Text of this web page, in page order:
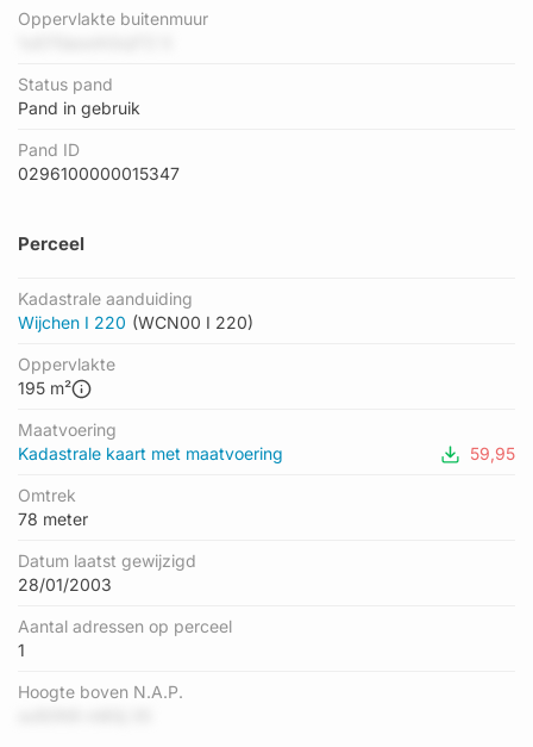
Oppervlakte buitenmuur
Status pand
Pand in gebruik
Pand ID
0296100000015347
Perceel
Kadastrale aanduiding
Wijchen I 220 (WCN00 I 220)
Oppervlakte
195 m²
Maatvoering
Kadastrale kaart met maatvoering
59,95
Omtrek
78 meter
Datum laatst gewijzigd
28/01/2003
Aantal adressen op perceel
1
Hoogte boven N.A.P.